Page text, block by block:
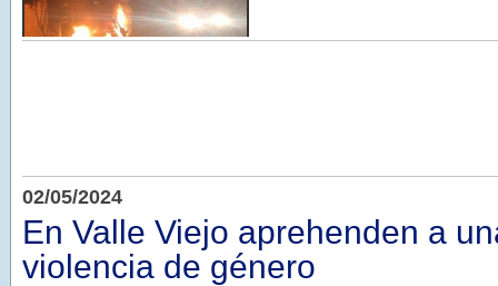
02/05/2024
En Valle Viejo aprehenden a
violencia de género